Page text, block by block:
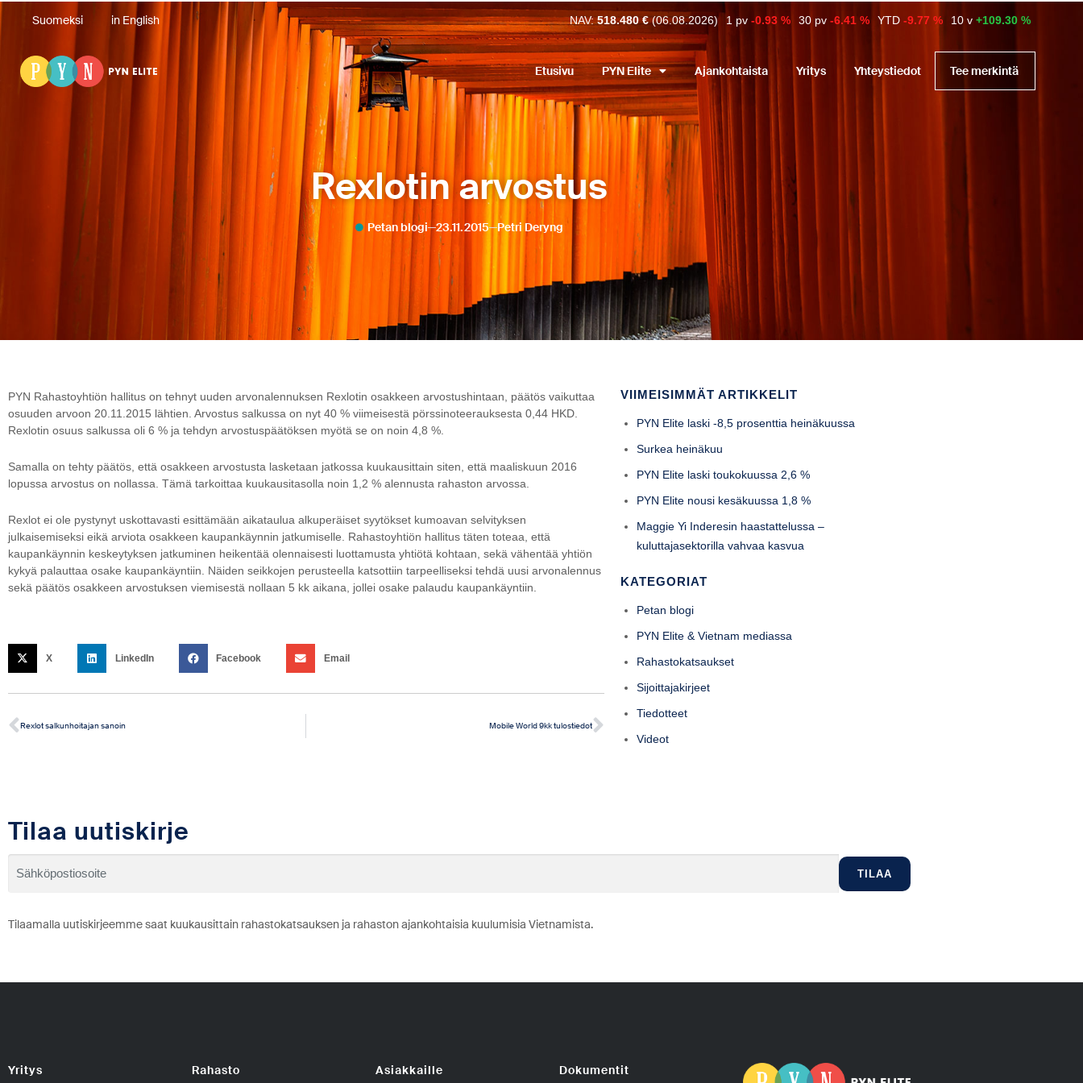
Suomeksi in English NAV: 518.480 € (06.08.2026) 1 pv -0.93 % 30 pv -6.41 % YTD -9.77 % 10 v +109.30 %
Etusivu PYN Elite Ajankohtaista Yritys Yhteystiedot Tee merkintä
Rexlotin arvostus
Petan blogi 23.11.2015 Petri Deryng
PYN Rahastoyhtiön hallitus on tehnyt uuden arvonalennuksen Rexlotin osakkeen arvostushintaan, päätös vaikuttaa
osuuden arvoon 20.11.2015 lähtien. Arvostus salkussa on nyt 40 % viimeisestä pörssinoteerauksesta 0,44 HKD.
Rexlotin osuus salkussa oli 6 % ja tehdyn arvostuspäätöksen myötä se on noin 4,8 %.
Samalla on tehty päätös, että osakkeen arvostusta lasketaan jatkossa kuukausittain siten, että maaliskuun 2016
lopussa arvostus on nollassa. Tämä tarkoittaa kuukausitasolla noin 1,2 % alennusta rahaston arvossa.
Rexlot ei ole pystynyt uskottavasti esittämään aikataulua alkuperäiset syytökset kumoavan selvityksen
julkaisemiseksi eikä arviota osakkeen kaupankäynnin jatkumiselle. Rahastoyhtiön hallitus täten toteaa, että
kaupankäynnin keskeytyksen jatkuminen heikentää olennaisesti luottamusta yhtiötä kohtaan, sekä vähentää yhtiön
kykyä palauttaa osake kaupankäyntiin. Näiden seikkojen perusteella katsottiin tarpeelliseksi tehdä uusi arvonalennus
sekä päätös osakkeen arvostuksen viemisestä nollaan 5 kk aikana, jollei osake palaudu kaupankäyntiin.
X LinkedIn Facebook Email
Rexlot salkunhoitajan sanoin Mobile World 9kk tulostiedot
VIIMEISIMMÄT ARTIKKELIT
PYN Elite laski -8,5 prosenttia heinäkuussa
Surkea heinäkuu
PYN Elite laski toukokuussa 2,6 %
PYN Elite nousi kesäkuussa 1,8 %
Maggie Yi Inderesin haastattelussa –
kuluttajasektorilla vahvaa kasvua
KATEGORIAT
Petan blogi
PYN Elite & Vietnam mediassa
Rahastokatsaukset
Sijoittajakirjeet
Tiedotteet
Videot
Tilaa uutiskirje
Tilaamalla uutiskirjeemme saat kuukausittain rahastokatsauksen ja rahaston ajankohtaisia kuulumisia Vietnamista.
Yritys Rahasto Asiakkaille Dokumentit